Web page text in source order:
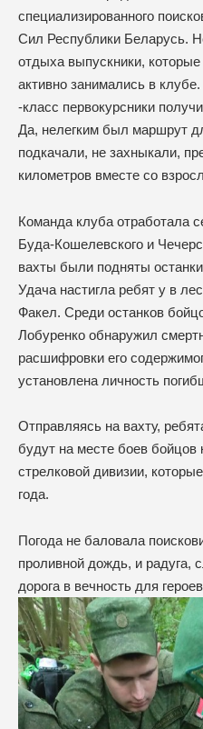
специализированного
Сил Республики Беларусь.
отдыха выпускники,
активно занимались в
-класс первокурсники
Да, нелегким был маршрут
подкачали, не захныкали,
километров вместе со
Команда клуба отработала
Буда-Кошелевского и
вахты были подняты
Удача настигла ребят у в
Факел. Среди останков
Лобуренко обнаружил
расшифровки его
установлена личность
Отправляясь на вахту,
будут на месте боев бойцов
стрелковой дивизии,
года.
Погода не баловала
проливной дождь, и радуга,
дорога в вечность для